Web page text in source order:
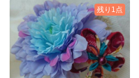
残り1点